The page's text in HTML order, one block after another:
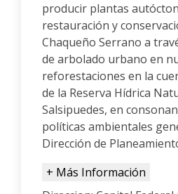
producir plantas
restauración y
Chaqueño Serrano a
de arbolado urbano en
reforestaciones en la
de la Reserva Hídrica
Salsipuedes, en
políticas ambientales
Dirección de
+ Más Información